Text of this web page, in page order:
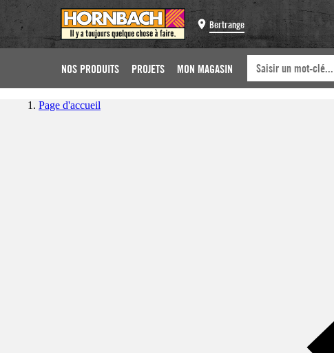
Bertrange
NOS PRODUITS PROJETS MON MAGASIN
Page d'accueil